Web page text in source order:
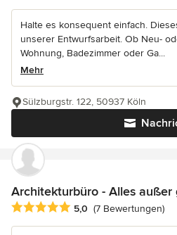
Halte es konsequent einfach.
unserer Entwurfsarbeit. Ob Neu-
Wohnung, Badezimmer oder Ga...
Mehr
Sülzburgstr. 122, 50937 Köln
Architekturbüro - Alles außer
Durchschnittliche Bewertung: 5
5,0 (7 Bewertungen)